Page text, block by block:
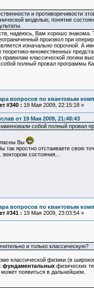
и противоречивости
моделью, понятие
надеюсь, Вам хорошо знакома.
произвол при
изначально порочной. А
теоретико-множественных
правилам классической логики
полный провал программы
вопросов по квантовым
#340 : 19 Мая 2009, 22:15:18 »
от 19 Мая 2009, 21:48:43
собой полный провал
Вы
так яростно отстаиваете свою
состояния...
вопросов по квантовым
#341 : 19 Мая 2009, 23:03:54 »
и только классическую?
классической физики (в
фундаментальныхфизических
появиться в дальнейшем.